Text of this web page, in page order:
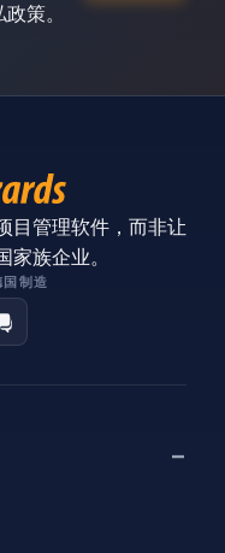
政策。
目管理软件，而非让
族企业。
制造